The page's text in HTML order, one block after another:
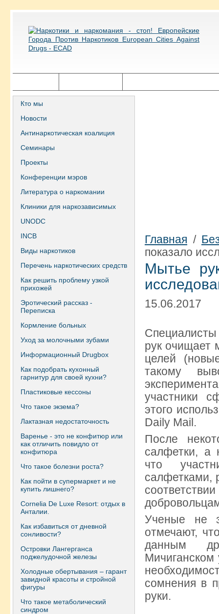
Кто мы
Новости
Антинаркотическая коалиция
Семинары
Проекты
Конференции мэров
Литература о наркомании
Клиники для наркозависимых
UNODC
INCB
Виды наркотиков
Перечень наркотических средств
Как решить проблему узкой
прихожей
Эротический рассказ -
Переписка
Кормление больных
Уход за молочными зубами
Информационный Drugbox
Как подобрать кухонный
гарнитур для своей кухни?
Пластиковые кессоны
Что такое экзема?
Лактазная недостаточность
Варенье - это не конфитюр или
как отличить повидло от
конфитюра
Что такое болезни роста?
Как пойти в супермаркет и не
купить лишнего?
Сornelia De Luxe Resort: отдых в
Анталии.
Как избавиться от дневной
сонливости?
Островки Лангерганса
поджелудочной железы
Холодные обертывания – гарант
завидной красоты и стройной
фигуры
Что такое метаболический
синдром
Главная /
показало
Мытье
15.06.2017
Специалисты
рук очищает
целей
такому
участники
этого
Daily Mail.
После
салфетки, а
что
салфетками,
Ученые не
отмечают,
данным
Мичиганском
сомнения в
руки.